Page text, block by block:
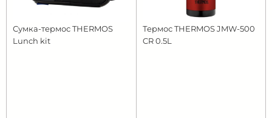
Сумка-термос THERMOS
Lunch kit
Термос THERMOS JMW-500
CR 0.5L